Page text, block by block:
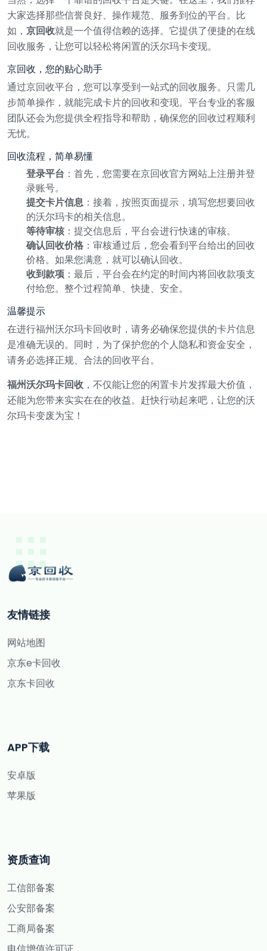
大家选择那些信誉良好、操作规范、服务到位的平台。比
如， 京回收就是一个值得信赖的选择。它提供了便捷的在线
回收服务，让您可以轻松将闲置的沃尔玛卡变现。
京回收，您的贴心助手
通过京回收平台，您可以享受到一站式的回收服务。只需几
步简单操作，就能完成卡片的回收和变现。平台专业的客服
团队还会为您提供全程指导和帮助，确保您的回收过程顺利
无忧。
回收流程，简单易懂
登录平台 ：首先，您需要在京回收官方网站上注册并登
录账号。
提交卡片信息 ：接着，按照页面提示，填写您想要回收
的沃尔玛卡的相关信息。
等待审核：提交信息后，平台会进行快速的审核。
确认回收价格 ：审核通过后，您会看到平台给出的回收
价格。如果您满意，就可以确认回收。
收到款项 ：最后，平台会在约定的时间内将回收款项支
付给您。整个过程简单、快捷、安全。
温馨提示
在进行福州沃尔玛卡回收时，请务必确保您提供的卡片信息
是准确无误的。同时，为了保护您的个人隐私和资金安全，
请务必选择正规、合法的回收平台。
福州沃尔玛卡回收，不仅能让您的闲置卡片发挥最大价值，
还能为您带来实实在在的收益。赶快行动起来吧，让您的沃
尔玛卡变废为宝！
友情链接
网站地图
京东e卡回收
京东卡回收
APP下载
安卓版
苹果版
资质查询
工信部备案
公安部备案
工商局备案